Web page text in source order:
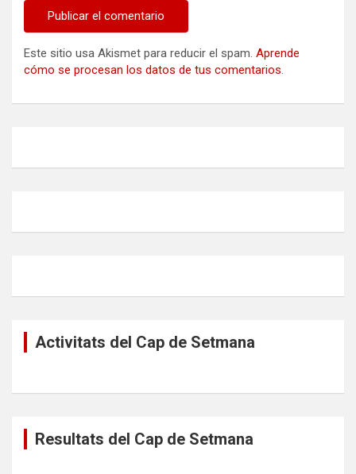
Este sitio usa Akismet para reducir el spam. Aprende
cómo se procesan los datos de tus comentarios.
Activitats del Cap de Setmana
Resultats del Cap de Setmana